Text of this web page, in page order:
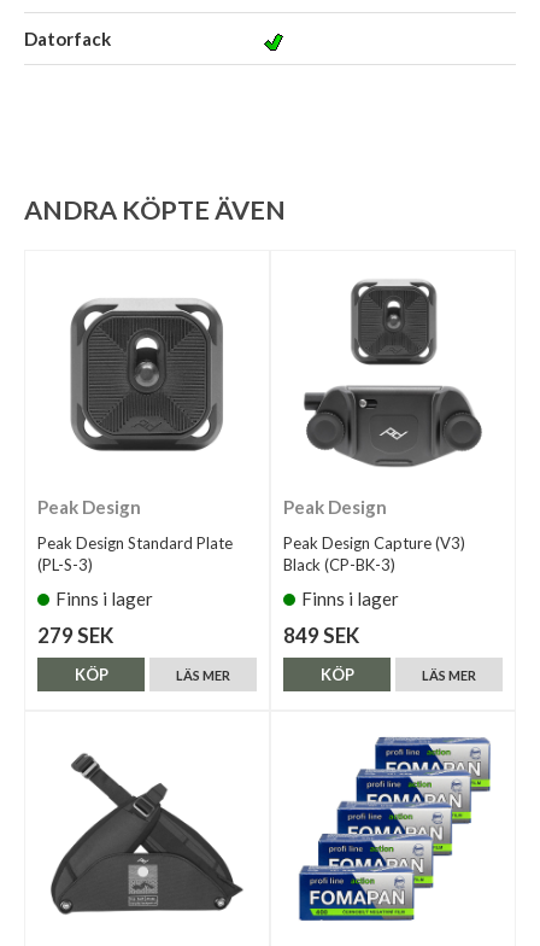
Datorfack
ANDRA KÖPTE ÄVEN
Peak Design
Peak Design Standard Plate
(PL-S-3)
Finns i lager
279 SEK
LÄS MER
KÖP
Peak Design
Peak Design Capture (V3)
Black (CP-BK-3)
Finns i lager
849 SEK
LÄS MER
KÖP